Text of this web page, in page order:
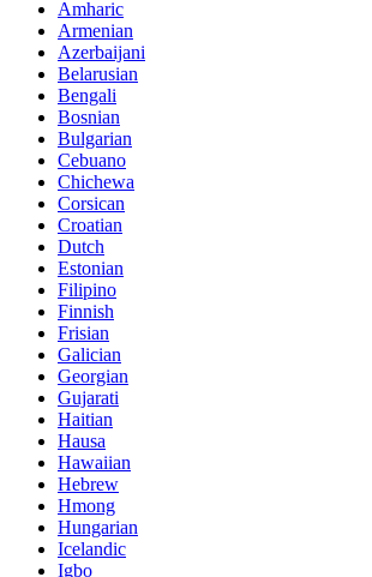
Amharic
Armenian
Azerbaijani
Belarusian
Bengali
Bosnian
Bulgarian
Cebuano
Chichewa
Corsican
Croatian
Dutch
Estonian
Filipino
Finnish
Frisian
Galician
Georgian
Gujarati
Haitian
Hausa
Hawaiian
Hebrew
Hmong
Hungarian
Icelandic
Igbo